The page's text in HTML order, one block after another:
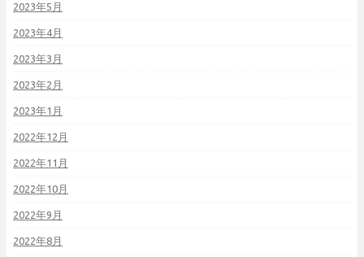
2023年5月
2023年4月
2023年3月
2023年2月
2023年1月
2022年12月
2022年11月
2022年10月
2022年9月
2022年8月